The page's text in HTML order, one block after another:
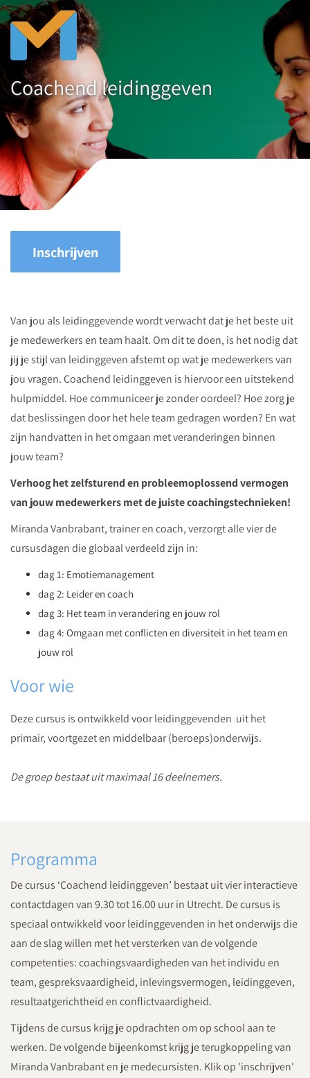
Coachend leidinggeven
Inschrijven
Van jou als leidinggevende wordt verwacht dat je het beste uit
je medewerkers en team haalt. Om dit te doen, is het nodig dat
jij je stijl van leidinggeven afstemt op wat je medewerkers van
jou vragen. Coachend leidinggeven is hiervoor een uitstekend
hulpmiddel. Hoe communiceer je zonder oordeel? Hoe zorg je
dat beslissingen door het hele team gedragen worden? En wat
zijn handvatten in het omgaan met veranderingen binnen
jouw team?
Verhoog het zelfsturend en probleemoplossend vermogen
van jouw medewerkers met de juiste coachingstechnieken!
Miranda Vanbrabant,trainer en coach, verzorgt alle vier de
cursusdagen die globaal verdeeld zijn in:
dag 1: Emotiemanagement
dag 2: Leider en coach
dag 3: Het team in verandering en jouw rol
dag 4: Omgaan met conflicten en diversiteit in het team en
jouw rol
Voor wie
Deze cursus is ontwikkeld voor leidinggevenden uit het
primair, voortgezet en middelbaar (beroeps)onderwijs.
De groep bestaat uit maximaal 16 deelnemers.
Programma
De cursus ‘Coachend leidinggeven’ bestaat uit vier interactieve
contactdagen van 9.30 tot 16.00 uur in Utrecht. De cursus is
speciaal ontwikkeld voor leidinggevenden in het onderwijs die
aan de slag willen met het versterken van de volgende
competenties: coachingsvaardigheden van het individu en
team, gespreksvaardigheid, inlevingsvermogen, leidinggeven,
resultaatgerichtheid en conflictvaardigheid.
Tijdens de cursus krijg je opdrachten om op school aan te
werken. De volgende bijeenkomst krijg je terugkoppeling van
Miranda Vanbrabant en je medecursisten. Klik op 'inschrijven'